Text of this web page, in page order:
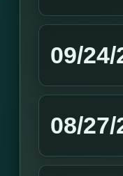
09/24/
08/27/